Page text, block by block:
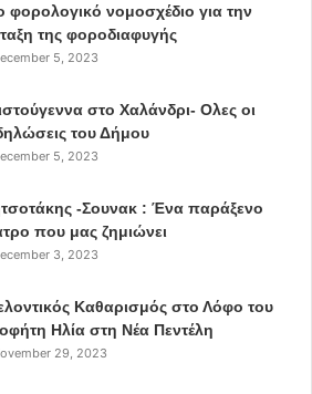
φορολογικό νομοσχέδιο για την
της φοροδιαφυγής
5, 2023
στο Χαλάνδρι- Ολες οι
του Δήμου
5, 2023
-Σουνακ : Ένα παράξενο
που μας ζημιώνει
3, 2023
Καθαρισμός στο Λόφο του
Ηλία στη Νέα Πεντέλη
29, 2023